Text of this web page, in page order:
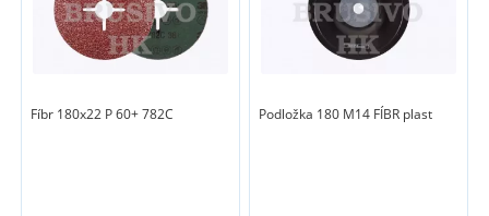
Fíbr 180x22 P 60+ 782C Podložka 180 M14 FÍBR plast